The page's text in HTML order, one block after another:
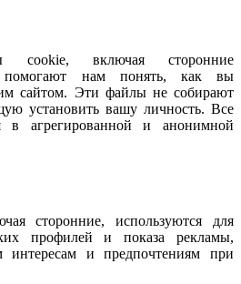
cookie, включая сторонние
помогают нам понять, как вы
сайтом. Эти файлы не собирают
установить вашу личность. Все
в агрегированной и анонимной
сторонние, используются для
профилей и показа рекламы,
интересам и предпочтениям при